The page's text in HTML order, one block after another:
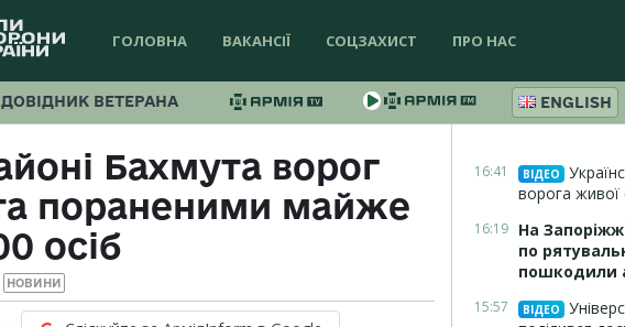
ГОЛОВНА ВАКАНСІЇ СОЦЗАХИСТ ПРО НАС
ДОВІДНИК ВЕТЕРАНА ENGLISH
Бахмута ворог
пораненими майже
осіб
НОВИНИ
16:41 ВІДЕО
ворога живої
16:19 На
по
пошкодили
15:57 ВІДЕО